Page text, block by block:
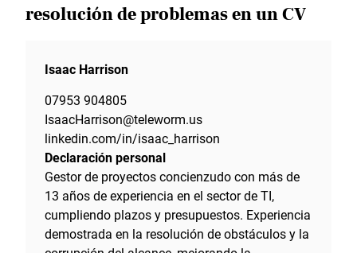
resolución de problemas en un CV
Isaac Harrison
07953 904805
IsaacHarrison@teleworm.us
linkedin.com/in/isaac_harrison
Declaración personal
Gestor de proyectos concienzudo con más de
13 años de experiencia en el sector de TI,
cumpliendo plazos y presupuestos. Experiencia
demostrada en la resolución de obstáculos y la